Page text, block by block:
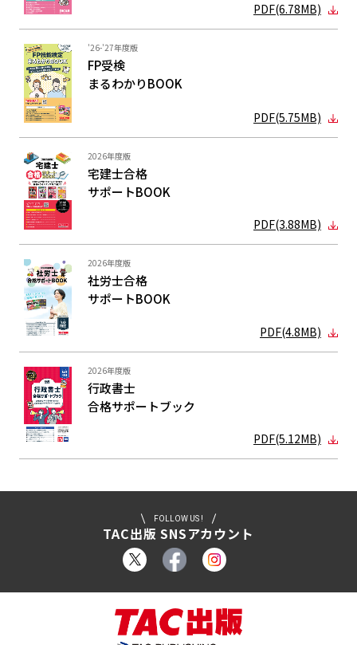
PDF(6.78MB)
'26-'27年度版
FP受検
まるわかりBOOK
PDF(5.75MB)
2026年度版
宅建士合格
サポートBOOK
PDF(3.88MB)
2026年度版
社労士合格
サポートBOOK
PDF(4.8MB)
2026年度版
行政書士
合格サポートブック
PDF(5.12MB)
FOLLOW US !
TAC出版 SNSアカウント